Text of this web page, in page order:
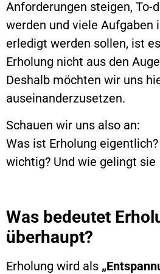
Anforderungen steigen, To-
werden und viele Aufgaben
erledigt werden sollen, ist
Erholung nicht aus den
Deshalb möchten wir uns
auseinanderzusetzen.
Schauen wir uns also an:
Was ist Erholung
wichtig? Und wie gelingt sie
Was bedeutet
überhaupt?
Erholung wird als